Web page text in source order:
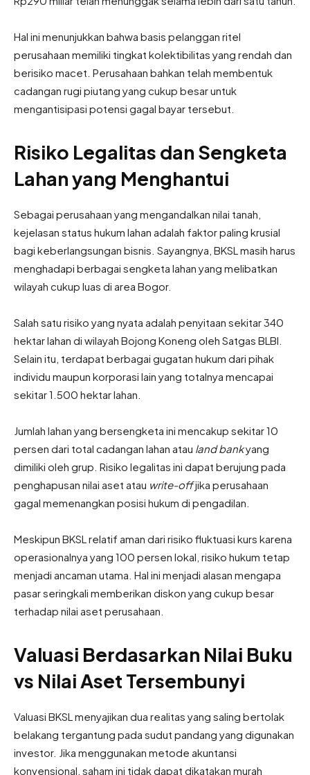
Hal ini menunjukkan bahwa basis pelanggan ritel
perusahaan memiliki tingkat kolektibilitas yang rendah dan
berisiko macet. Perusahaan bahkan telah membentuk
cadangan rugi piutang yang cukup besar untuk
mengantisipasi potensi gagal bayar tersebut.
Risiko Legalitas dan Sengketa
Lahan yang Menghantui
Sebagai perusahaan yang mengandalkan nilai tanah,
kejelasan status hukum lahan adalah faktor paling krusial
bagi keberlangsungan bisnis. Sayangnya, BKSL masih harus
menghadapi berbagai sengketa lahan yang melibatkan
wilayah cukup luas di area Bogor.
Salah satu risiko yang nyata adalah penyitaan sekitar 340
hektar lahan di wilayah Bojong Koneng oleh Satgas BLBI.
Selain itu, terdapat berbagai gugatan hukum dari pihak
individu maupun korporasi lain yang totalnya mencapai
sekitar 1.500 hektar lahan.
Jumlah lahan yang bersengketa ini mencakup sekitar 10
persen dari total cadangan lahan atau land bankyang
dimiliki oleh grup. Risiko legalitas ini dapat berujung pada
penghapusan nilai aset atau write-offjika perusahaan
gagal memenangkan posisi hukum di pengadilan.
Meskipun BKSL relatif aman dari risiko fluktuasi kurs karena
operasionalnya yang 100 persen lokal, risiko hukum tetap
menjadi ancaman utama. Hal ini menjadi alasan mengapa
pasar seringkali memberikan diskon yang cukup besar
terhadap nilai aset perusahaan.
Valuasi Berdasarkan Nilai Buku
vs Nilai Aset Tersembunyi
Valuasi BKSL menyajikan dua realitas yang saling bertolak
belakang tergantung pada sudut pandang yang digunakan
investor. Jika menggunakan metode akuntansi
konvensional, saham ini tidak dapat dikatakan murah